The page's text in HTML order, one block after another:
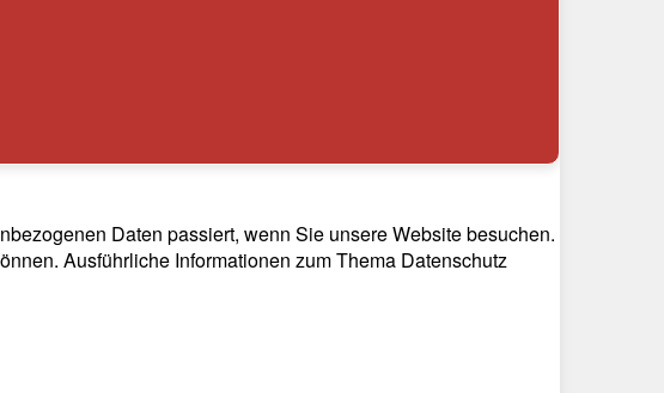
Daten passiert, wenn Sie unsere Website besuchen.
Ausführliche Informationen zum Thema Datenschutz